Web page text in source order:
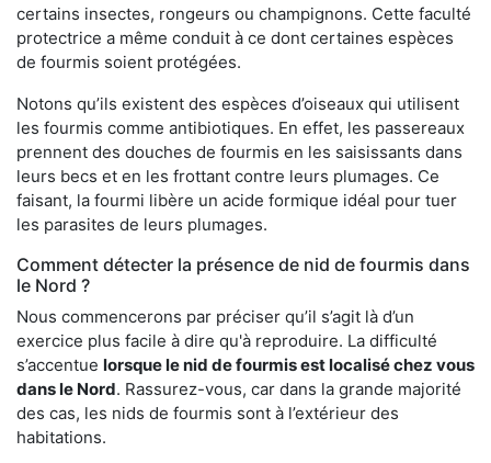
certains insectes, rongeurs ou champignons. Cette faculté
protectrice a même conduit à ce dont certaines espèces
de fourmis soient protégées.
Notons qu’ils existent des espèces d’oiseaux qui utilisent
les fourmis comme antibiotiques. En effet, les passereaux
prennent des douches de fourmis en les saisissants dans
leurs becs et en les frottant contre leurs plumages. Ce
faisant, la fourmi libère un acide formique idéal pour tuer
les parasites de leurs plumages.
Comment détecter la présence de nid de fourmis dans
le Nord ?
Nous commencerons par préciser qu’il s’agit là d’un
exercice plus facile à dire qu'à reproduire. La difficulté
s’accentue lorsque le nid de fourmis est localisé chez vous
dans le Nord. Rassurez-vous, car dans la grande majorité
des cas, les nids de fourmis sont à l’extérieur des
habitations.